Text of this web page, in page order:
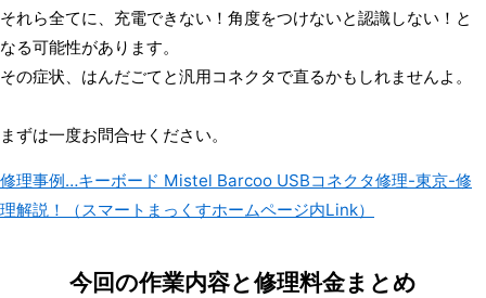
それら全てに、充電できない！角度をつけないと認識しない！と
なる可能性があります。
その症状、はんだごてと汎用コネクタで直るかもしれませんよ。
まずは一度お問合せください。
修理事例…キーボード Mistel Barcoo USBコネクタ修理-東京-修
理解説！（スマートまっくすホームページ内Link）
今回の作業内容と修理料金まとめ